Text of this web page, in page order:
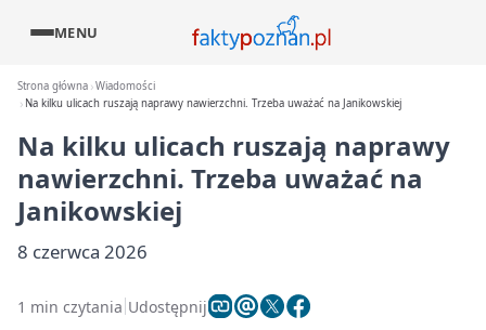
MENU
Strona główna Wiadomości
Na kilku ulicach ruszają naprawy nawierzchni. Trzeba uważać na Janikowskiej
Na kilku ulicach ruszają naprawy
nawierzchni. Trzeba uważać na
Janikowskiej
8 czerwca 2026
1 min czytania Udostępnij